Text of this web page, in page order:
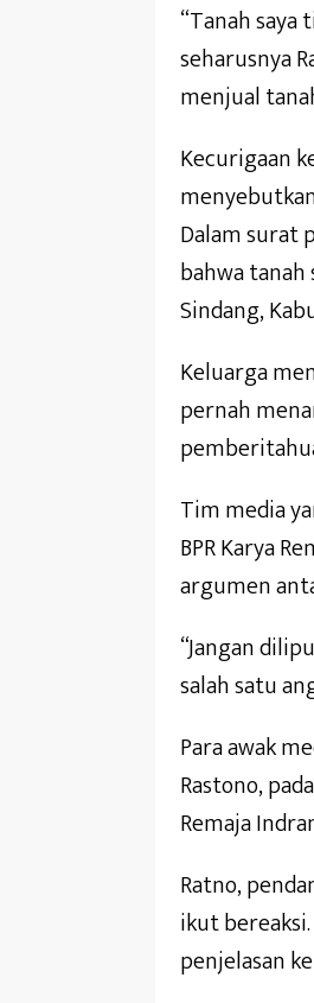
“Tanah
seharusnya
menjual
Kecurigaan
Dalam surat
bahwa
Sindang,
Keluarga
pernah
Tim media
BPR Karya
argumen
“Jangan
salah satu
Para awak
Rastono,
Remaja
Ratno,
ikut
penjelasan